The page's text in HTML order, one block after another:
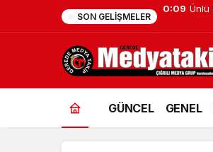
SON GELIŞMELER 0:01
GÜNCEL GENEL